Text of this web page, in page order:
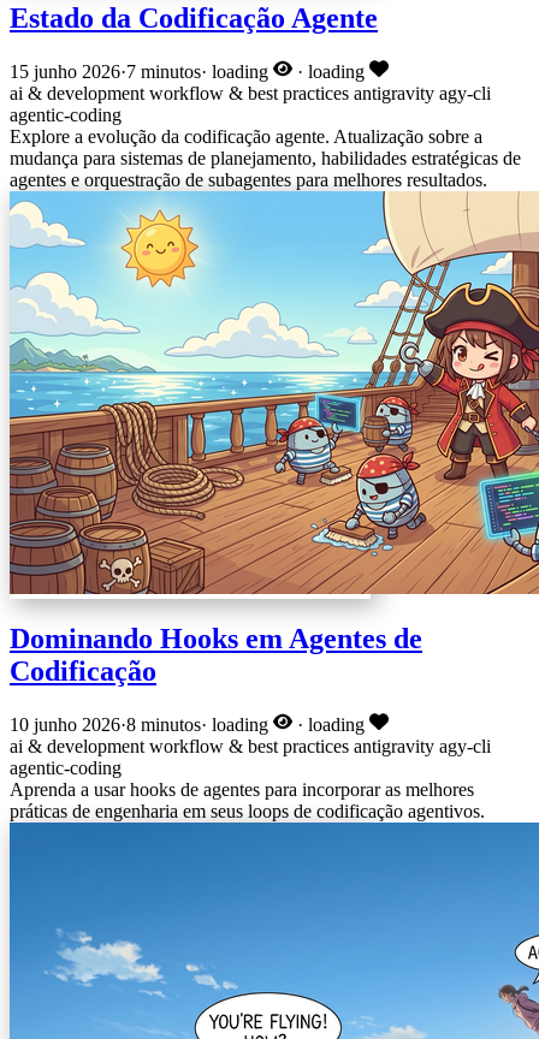
Estado da Codificação Agente
15 junho 2026·7 minutos· loading · loading
ai & development workflow & best practices antigravity agy-cli
agentic-coding
Explore a evolução da codificação agente. Atualização sobre a
mudança para sistemas de planejamento, habilidades estratégicas de
agentes e orquestração de subagentes para melhores resultados.
Dominando Hooks em Agentes de
Codificação
10 junho 2026·8 minutos· loading · loading
ai & development workflow & best practices antigravity agy-cli
agentic-coding
Aprenda a usar hooks de agentes para incorporar as melhores
práticas de engenharia em seus loops de codificação agentivos.